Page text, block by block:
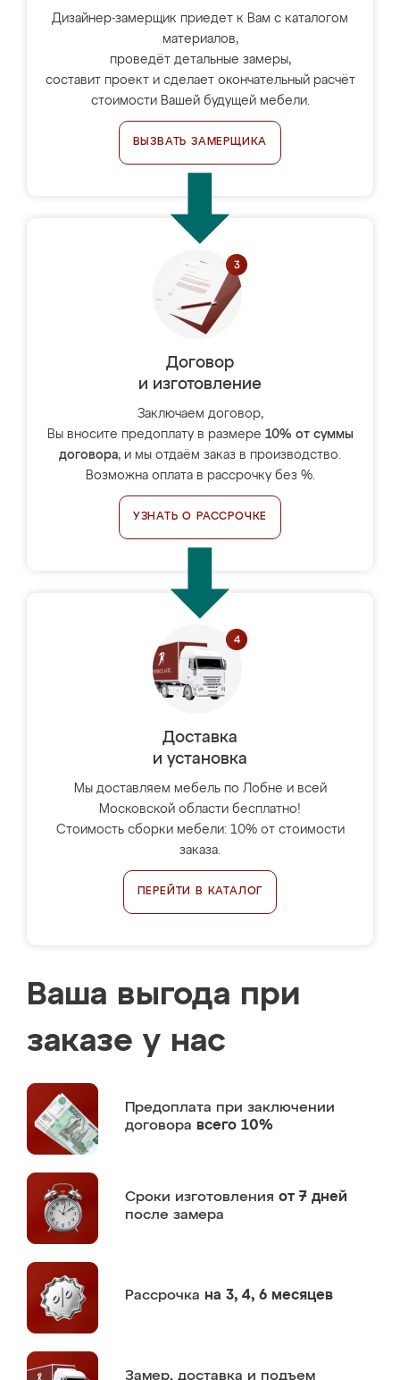
Дизайнер-замерщик приедет к Вам с каталогом
материалов,
проведёт детальные замеры,
составит проект и сделает окончательный расчёт
стоимости Вашей будущей мебели.
ВЫЗВАТЬ ЗАМЕРЩИКА
Договор
и изготовление
Заключаем договор,
Вы вносите предоплату в размере 10% от суммы
договора, и мы отдаём заказ в производство.
Возможна оплата в рассрочку без %.
УЗНАТЬ О РАССРОЧКЕ
Доставка
и установка
Мы доставляем мебель по Лобне и всей
Московской области бесплатно!
Стоимость сборки мебели: 10% от стоимости
заказа.
ПЕРЕЙТИ В КАТАЛОГ
Ваша выгода при
заказе у нас
Предоплата при заключении
договора всего 10%
Сроки изготовления от 7 дней
после замера
Рассрочка на 3, 4, 6 месяцев
Замер, доставка и подъем